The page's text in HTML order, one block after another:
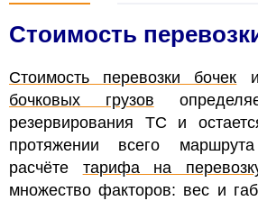
Стоимость
Стоимость перевозки бочек
бочковых грузов
резервирования ТС и
протяжении всего
расчёте тарифа на
множество факторов: вес и